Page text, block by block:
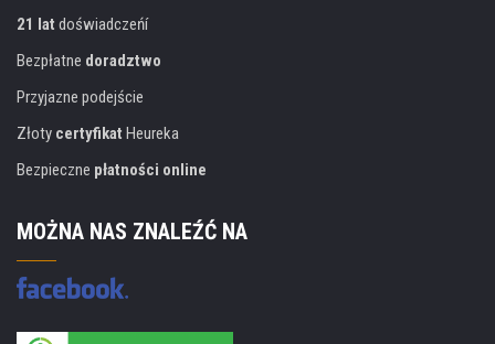
21 lat doświadczeńí
Bezpłatne doradztwo
Przyjazne podejście
Złoty certyfikat Heureka
Bezpieczne płatności online
MOŻNA NAS ZNALEŹĆ NA